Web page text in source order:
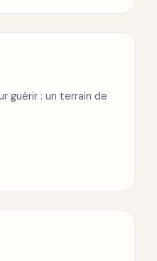
guérir : un terrain de